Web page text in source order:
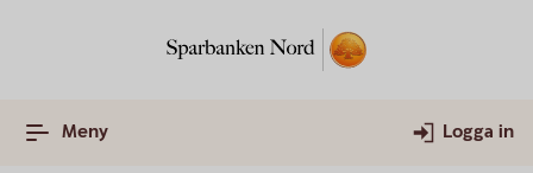
Meny Logga in